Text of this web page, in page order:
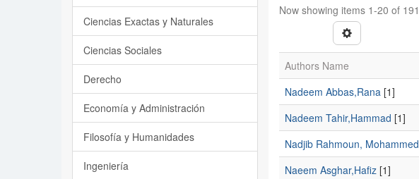
Now showing items 1-20 of 191
Authors Name
Nadeem Abbas,Rana[1]
Nadeem Tahir,Hammad [1]
Nadjib Rahmoun, Mohammed
Naeem Asghar,Hafiz[1]
Ciencias Exactas y Naturales
Ciencias Sociales
Derecho
Economía y Administración
Filosofía y Humanidades
Ingeniería